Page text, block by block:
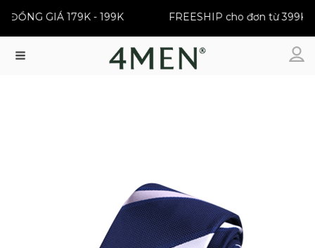
| ĐỒNG GIÁ 179K - 199K FREESHIP cho đơn từ